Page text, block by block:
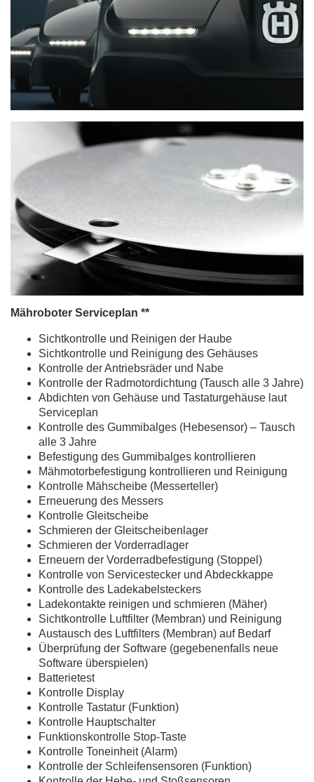
Mähroboter Serviceplan **
Sichtkontrolle und Reinigen der Haube
Sichtkontrolle und Reinigung des Gehäuses
Kontrolle der Antriebsräder und Nabe
Kontrolle der Radmotordichtung (Tausch alle 3 Jahre)
Abdichten von Gehäuse und Tastaturgehäuse laut
Serviceplan
Kontrolle des Gummibalges (Hebesensor) – Tausch
alle 3 Jahre
Befestigung des Gummibalges kontrollieren
Mähmotorbefestigung kontrollieren und Reinigung
Kontrolle Mähscheibe (Messerteller)
Erneuerung des Messers
Kontrolle Gleitscheibe
Schmieren der Gleitscheibenlager
Schmieren der Vorderradlager
Erneuern der Vorderradbefestigung (Stoppel)
Kontrolle von Servicestecker und Abdeckkappe
Kontrolle des Ladekabelsteckers
Ladekontakte reinigen und schmieren (Mäher)
Sichtkontrolle Luftfilter (Membran) und Reinigung
Austausch des Luftfilters (Membran) auf Bedarf
Überprüfung der Software (gegebenenfalls neue
Software überspielen)
Batterietest
Kontrolle Display
Kontrolle Tastatur (Funktion)
Kontrolle Hauptschalter
Funktionskontrolle Stop-Taste
Kontrolle Toneinheit (Alarm)
Kontrolle der Schleifensensoren (Funktion)